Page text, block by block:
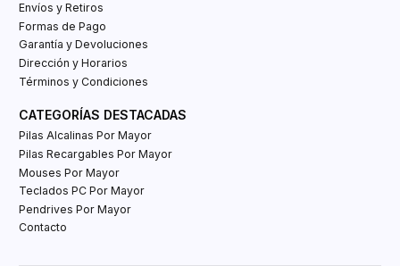
Envíos y Retiros
Formas de Pago
Garantía y Devoluciones
Dirección y Horarios
Términos y Condiciones
CATEGORÍAS DESTACADAS
Pilas Alcalinas Por Mayor
Pilas Recargables Por Mayor
Mouses Por Mayor
Teclados PC Por Mayor
Pendrives Por Mayor
Contacto